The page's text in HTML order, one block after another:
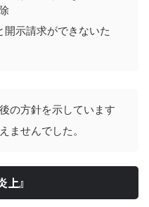
示請求ができないた
の方針を示しています
ませんでした。
』